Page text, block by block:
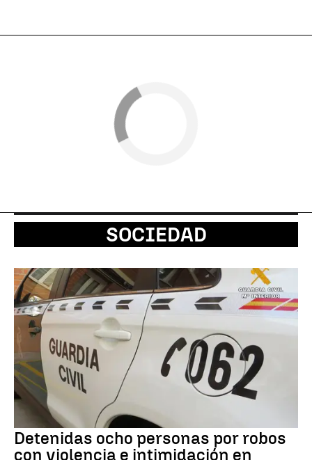
SOCIEDAD
Detenidas ocho personas por robos
con violencia e intimidación en